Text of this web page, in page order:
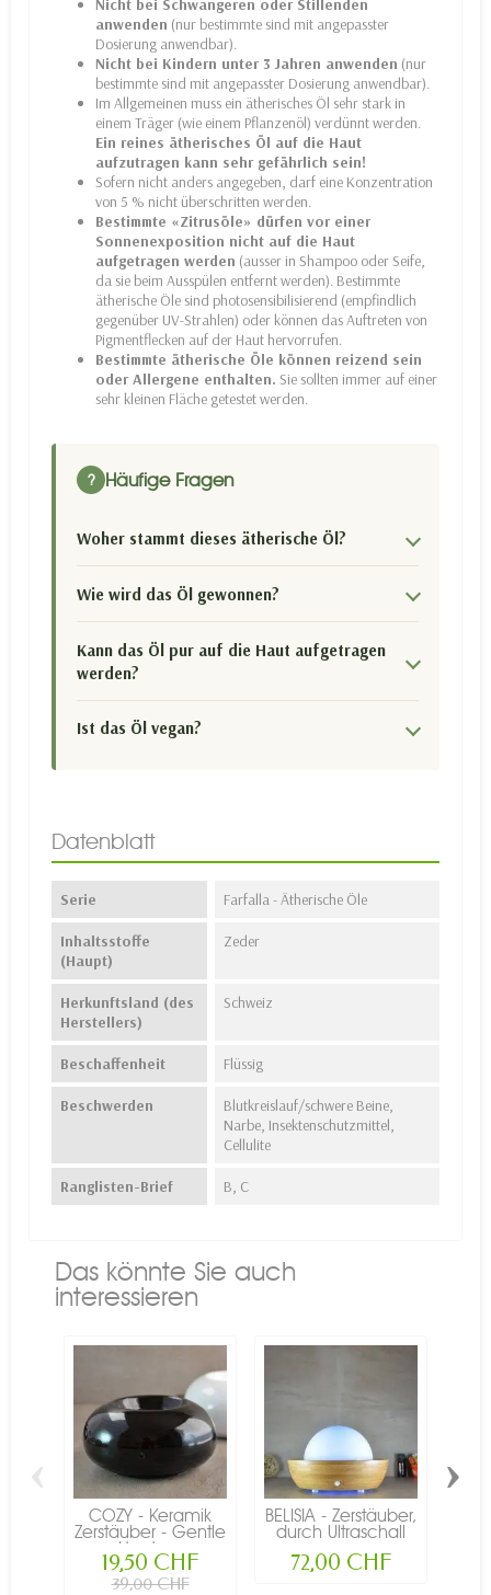
Nicht bei Schwangeren oder Stillenden
anwenden (nur bestimmte sind mit angepasster
Dosierung anwendbar).
Nicht bei Kindern unter 3 Jahren anwenden (nur
bestimmte sind mit angepasster Dosierung anwendbar).
Im Allgemeinen muss ein ätherisches Öl sehr stark in
einem Träger (wie einem Pflanzenöl) verdünnt werden.
Ein reines ätherisches Öl auf die Haut
aufzutragen kann sehr gefährlich sein!
Sofern nicht anders angegeben, darf eine Konzentration
von 5 % nicht überschritten werden.
Bestimmte «Zitrusöle» dürfen vor einer
Sonnenexposition nicht auf die Haut
aufgetragen werden (ausser in Shampoo oder Seife,
da sie beim Ausspülen entfernt werden). Bestimmte
ätherische Öle sind photosensibilisierend (empfindlich
gegenüber UV-Strahlen) oder können das Auftreten von
Pigmentflecken auf der Haut hervorrufen.
Bestimmte ätherische Öle können reizend sein
oder Allergene enthalten. Sie sollten immer auf einer
sehr kleinen Fläche getestet werden.
? Häufige Fragen
Woher stammt dieses ätherische Öl?
Wie wird das Öl gewonnen?
Kann das Öl pur auf die Haut aufgetragen
werden?
Ist das Öl vegan?
Datenblatt
Serie Farfalla - Ätherische Öle
Inhaltsstoffe
(Haupt)
Zeder
Herkunftsland (des
Herstellers)
Schweiz
Beschaffenheit Flüssig
Beschwerden
Blutkreislauf/schwere Beine,
Narbe, Insektenschutzmittel,
Cellulite
Ranglisten-Brief B, C
Das könnte Sie auch
interessieren
COZY - Keramik
Zerstäuber - Gentle
Heat -...
19,50 CHF
39,00 CHF
BELISIA - Zerstäuber,
durch Ultraschall
72,00 CHF
‹ ›